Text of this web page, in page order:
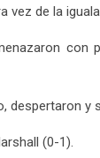
de la
con
despertaron y
(0-1).